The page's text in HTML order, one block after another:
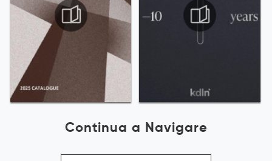
Continua a Navigare